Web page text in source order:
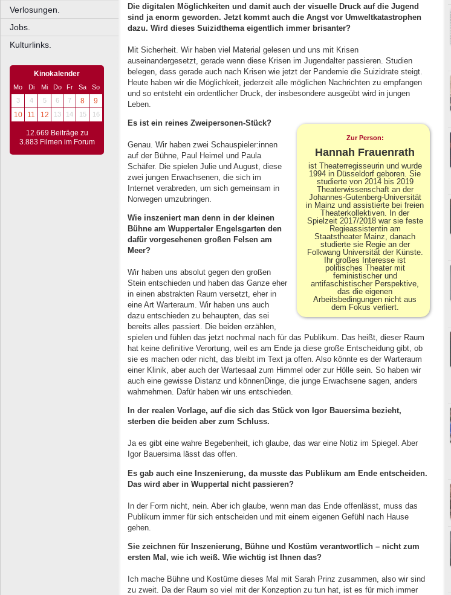
Verlosungen.
Jobs.
Kulturlinks.
Kinokalender
Mo Di Mi Do Fr Sa
So
3
4 5 6 7 8
9
10
11 12 13 14 15 16
12.669 Beiträge zu
3.883 Filmen im Forum
Die digitalen Möglichkeiten und damit auch der visuelle Druck auf die Jugend
sind ja enorm geworden. Jetzt kommt auch die Angst vor Umweltkatastrophen
dazu. Wird dieses Suizidthema eigentlich immer brisanter?
Mit Sicherheit. Wir haben viel Material gelesen und uns mit Krisen
auseinandergesetzt, gerade wenn diese Krisen im Jugendalter passieren. Studien
belegen, dass gerade auch nach Krisen wie jetzt der Pandemie die Suizidrate steigt.
Heute haben wir die Möglichkeit, jederzeit alle möglichen Nachrichten zu empfangen
und so entsteht ein ordentlicher Druck, der insbesondere ausgeübt wird in jungen
Leben.
Zur Person:
Hannah Frauenrath
ist Theaterregisseurin und wurde
1994 in Düsseldorf geboren. Sie
studierte von 2014 bis 2019
Theaterwissenschaft an der
Johannes-Gutenberg-Universität
in Mainz und assistierte bei freien
Theaterkollektiven. In der
Spielzeit 2017/2018 war sie feste
Regieassistentin am
Staatstheater Mainz, danach
studierte sie Regie an der
Folkwang Universität der Künste.
Ihr großes Interesse ist
politisches Theater mit
feministischer und
antifaschistischer Perspektive,
das die eigenen
Arbeitsbedingungen nicht aus
dem Fokus verliert.
Es ist ein reines Zweipersonen-Stück?
Genau. Wir haben zwei Schauspieler:innen
auf der Bühne, Paul Heimel und Paula
Schäfer. Die spielen Julie und August, diese
zwei jungen Erwachsenen, die sich im
Internet verabreden, um sich gemeinsam in
Norwegen umzubringen.
Wie inszeniert man denn in der kleinen
Bühne am Wuppertaler Engelsgarten den
dafür vorgesehenen großen Felsen am
Meer?
Wir haben uns absolut gegen den großen
Stein entschieden und haben das Ganze eher
in einen abstrakten Raum versetzt, eher in
eine Art Warteraum. Wir haben uns auch
dazu entschieden zu behaupten, das sei
bereits alles passiert. Die beiden erzählen,
spielen und fühlen das jetzt nochmal nach für das Publikum. Das heißt, dieser Raum
hat keine definitive Verortung, weil es am Ende ja diese große Entscheidung gibt, ob
sie es machen oder nicht, das bleibt im Text ja offen. Also könnte es der Warteraum
einer Klinik, aber auch der Wartesaal zum Himmel oder zur Hölle sein. So haben wir
auch eine gewisse Distanz und könnenDinge, die junge Erwachsene sagen, anders
wahrnehmen. Dafür haben wir uns entschieden.
In der realen Vorlage, auf die sich das Stück von Igor Bauersima bezieht,
sterben die beiden aber zum Schluss.
Ja es gibt eine wahre Begebenheit, ich glaube, das war eine Notiz im Spiegel. Aber
Igor Bauersima lässt das offen.
Es gab auch eine Inszenierung, da musste das Publikum am Ende entscheiden.
Das wird aber in Wuppertal nicht passieren?
In der Form nicht, nein. Aber ich glaube, wenn man das Ende offenlässt, muss das
Publikum immer für sich entscheiden und mit einem eigenen Gefühl nach Hause
gehen.
Sie zeichnen für Inszenierung, Bühne und Kostüm verantwortlich – nicht zum
ersten Mal, wie ich weiß. Wie wichtig ist Ihnen das?
Ich mache Bühne und Kostüme dieses Mal mit Sarah Prinz zusammen, also wir sind
zu zweit. Da der Raum so viel mit der Konzeption zu tun hat, ist es für mich immer